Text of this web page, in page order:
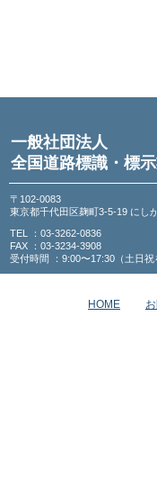
一般社団法人
全国道路標識・標
〒102-0083
東京都千代田区麹町3-5-19 にし
TEL ：03-3262-0836
FAX ：03-3234-3908
受付時間 ：9:00〜17:30（土日祝
HOME